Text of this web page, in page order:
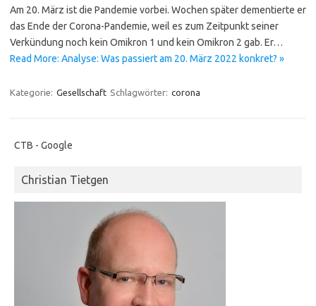
Am 20. März ist die Pandemie vorbei. Wochen später dementierte er
das Ende der Corona-Pandemie, weil es zum Zeitpunkt seiner
Verkündung noch kein Omikron 1 und kein Omikron 2 gab. Er…
Read More: Analyse: Was passiert am 20. März 2022 konkret? »
Kategorie: Gesellschaft Schlagwörter: corona
CTB - Google
Christian Tietgen